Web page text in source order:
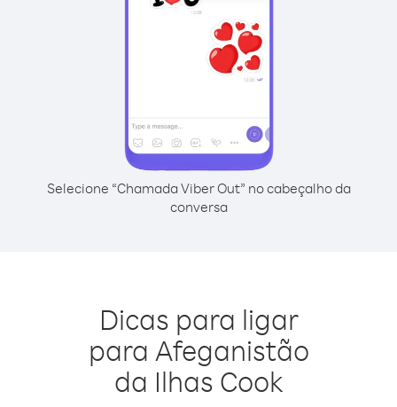
Selecione “Chamada Viber Out” no cabeçalho da
conversa
Dicas para ligar
para Afeganistão
da Ilhas Cook